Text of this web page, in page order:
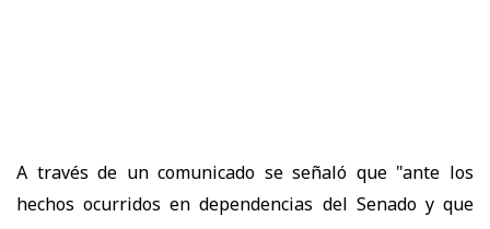
A través de un comunicado se señaló que "ante los
hechos ocurridos en dependencias del Senado y que